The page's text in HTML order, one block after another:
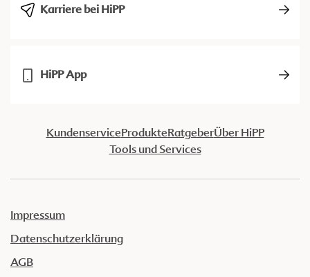
Karriere bei HiPP
HiPP App
KundenserviceProdukteRatgeberÜber HiPP
Tools und Services
Impressum
Datenschutzerklärung
AGB